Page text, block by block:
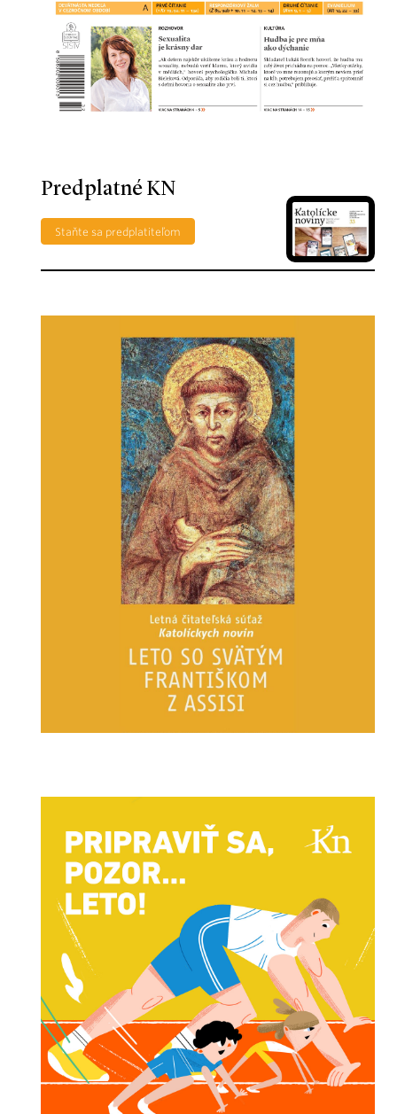
Predplatné KN
Staňte sa predplatiteľom